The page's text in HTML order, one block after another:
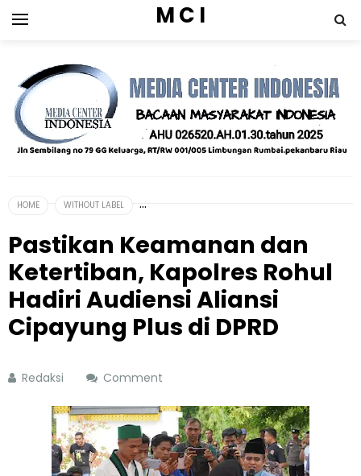
M C I
HOME WITHOUT LABEL
Pastikan Keamanan dan
Ketertiban, Kapolres Rohul
Hadiri Audiensi Aliansi
Cipayung Plus di DPRD
Redaksi Comment